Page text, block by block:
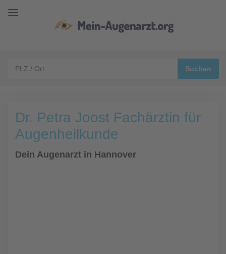
Dr. Petra Joost Fachärztin für
Augenheilkunde
Dein Augenarzt in Hannover